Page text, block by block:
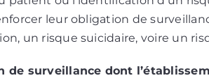
leur obligation de
un risque suicidaire, voire un
de surveillance dont